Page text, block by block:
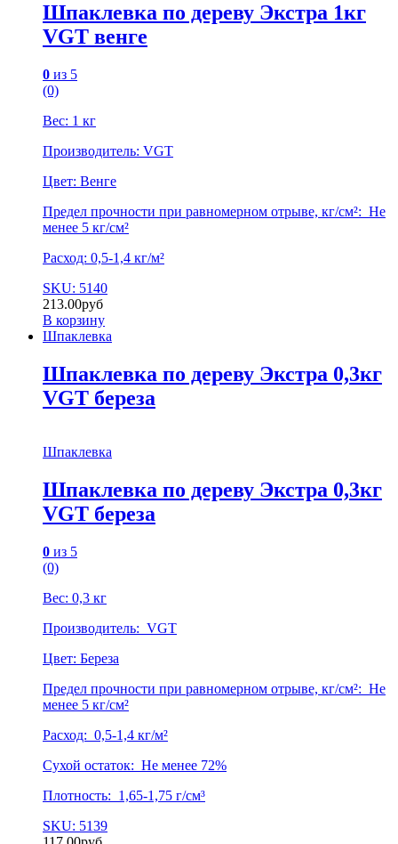
Шпаклевка по дереву Экстра 1кг
VGT венге
0 из 5
(0)
Вес: 1 кг
Производитель: VGT
Цвет: Венге
Предел прочности при равномерном отрыве, кг/см²: Не
менее 5 кг/см²
Расход: 0,5-1,4 кг/м²
SKU: 5140
213.00руб
В корзину
Шпаклевка
Шпаклевка по дереву Экстра 0,3кг
VGT береза
Шпаклевка
Шпаклевка по дереву Экстра 0,3кг
VGT береза
0 из 5
(0)
Вес: 0,3 кг
Производитель: VGT
Цвет: Береза
Предел прочности при равномерном отрыве, кг/см²: Не
менее 5 кг/см²
Расход: 0,5-1,4 кг/м²
Сухой остаток: Не менее 72%
Плотность: 1,65-1,75 г/см³
SKU: 5139